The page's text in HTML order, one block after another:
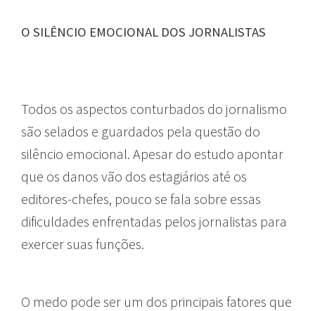
O SILÊNCIO EMOCIONAL DOS JORNALISTAS
Todos os aspectos conturbados do jornalismo
são selados e guardados pela questão do
silêncio emocional. Apesar do estudo apontar
que os danos vão dos estagiários até os
editores-chefes, pouco se fala sobre essas
dificuldades enfrentadas pelos jornalistas para
exercer suas funções.
O medo pode ser um dos principais fatores que